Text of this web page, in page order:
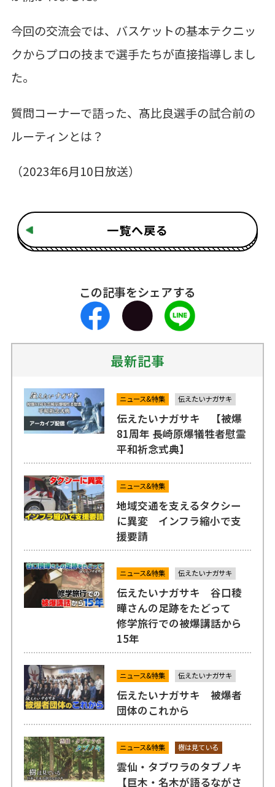
今回の交流会では、バスケットの基本テクニッ
クからプロの技まで選手たちが直接指導しまし
た。
質問コーナーで語った、髙比良選手の試合前の
ルーティンとは？
（2023年6月10日放送）
一覧へ戻る
この記事をシェアする
最新記事
ニュース&特集 伝えたいナガサキ
伝えたいナガサキ 【被爆
81周年 長崎原爆犠牲者慰霊
平和祈念式典】
ニュース&特集
地域交通を支えるタクシー
に異変 インフラ縮小で支
援要請
ニュース&特集 伝えたいナガサキ
伝えたいナガサキ 谷口稜
曄さんの足跡をたどって
修学旅行での被爆講話から
15年
ニュース&特集 伝えたいナガサキ
伝えたいナガサキ 被爆者
団体のこれから
ニュース&特集 樹は見ている
雲仙・タブワラのタブノキ
【巨木・名木が語るながさ